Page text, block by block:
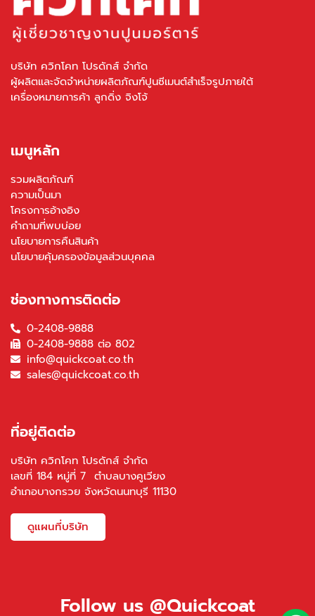
บริษัท ควิกโคท โปรดักส์ จำกัด
ผู้ผลิตและจัดจำหน่ายผลิตภัณฑ์ปูนซีเมนต์สำเร็จรูปภายใต้
เครื่องหมายการค้า ลูกดิ่ง จิงโจ้
เมนูหลัก
รวมผลิตภัณฑ์
ความเป็นมา
โครงการอ้างอิง
คำถามที่พบบ่อย
นโยบายการคืนสินค้า
นโยบายคุ้มครองข้อมูลส่วนบุคคล
ช่องทางการติดต่อ
0-2408-9888
0-2408-9888 ต่อ 802
info@quickcoat.co.th
sales@quickcoat.co.th
ที่อยู่ติดต่อ
บริษัท ควิกโคท โปรดักส์ จำกัด
เลขที่ 184 หมู่ที่ 7 ตำบลบางคูเวียง
อำเภอบางกรวย จังหวัดนนทบุรี 11130
ดูแผนที่บริษัท
Follow us @Quickcoat